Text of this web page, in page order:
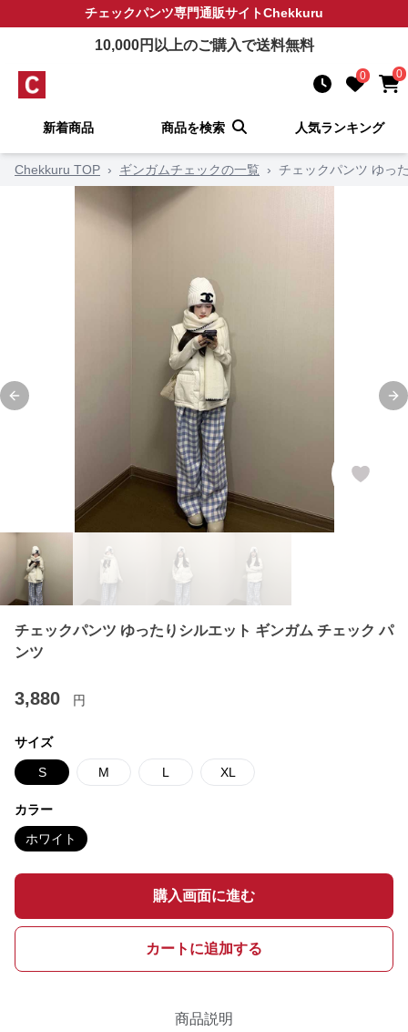
チェックパンツ専門通販サイトChekkuru
10,000円以上のご購入で送料無料
0 0
新着商品 商品を検索 人気ランキング
Chekkuru TOP › ギンガムチェックの一覧 › チェックパンツ ゆっ
Previous slide
チェックパンツ ゆったりシルエット ギンガム チェック パ
ンツ
3,880 円
サイズ
S M L XL
カラー
ホワイト
購入画面に進む
カートに追加する
商品説明